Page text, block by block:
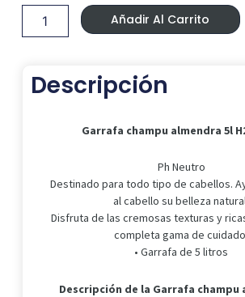
13,99 €.11,99 €.
almendra
H2oAkua
Añadir Al Carrito
Descripción
Garrafa champu almendra 5l
Ph Neutro
Destinado para todo tipo de cabellos.
al cabello su belleza
Disfruta de las cremosas texturas y
completa gama de
• Garrafa de 5 litros
Descripción de la Garrafa champu